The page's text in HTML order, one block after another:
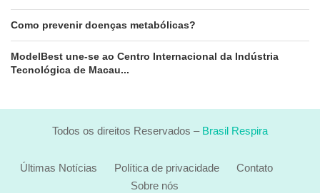
Como prevenir doenças metabólicas?
ModelBest une-se ao Centro Internacional da Indústria
Tecnológica de Macau...
Todos os direitos Reservados – Brasil Respira
Últimas Notícias Política de privacidade
Contato
Sobre nós